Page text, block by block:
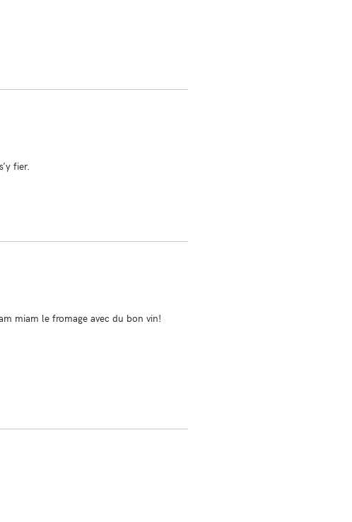
fier.
miam le fromage avec du bon vin!